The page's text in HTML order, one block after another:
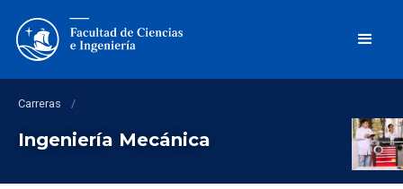
Carreras /
Ingeniería Mecánica